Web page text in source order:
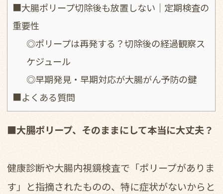
■大腸ポリープ切除後も放置しない｜定期検査の
重要性
◎ポリープは再発する？切除後の経過観察ス
ケジュール
◎早期発見・早期対応が大腸がん予防の鍵
■よくある質問
■大腸ポリープ、そのままにして本当に大丈夫？
健康診断や大腸内視鏡検査で「ポリープがありま
す」と指摘されたものの、特に症状がないからと